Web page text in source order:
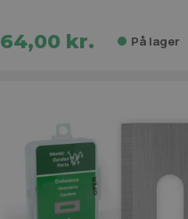
64,00 kr. På lager